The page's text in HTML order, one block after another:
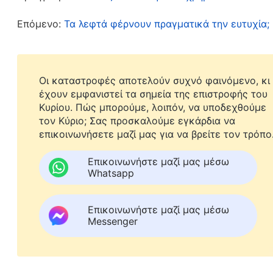
ανθρώπους που δεν διαθέτουν καθόλου
απάντηση από τους ανθρώπους. Επιθυμεί να
πεινάς πια. Όταν είσαι αποκαμωμένος και
κόσμου, μη νιώθεις χαμένος, μην κλαις. Ο
άφιξή σου οποιαδήποτε στιγμή. Επαγρυπνεί
πίσω. Περιμένει την ημέρα που θα
συνειδητοποιήσεις ότι προήλθες από τον
σε άγνωστο χρόνο έχασες καθ’ οδόν τη
έναν “πατέρα”· επιπλέον, όταν θα
επαγρυπνούσε και περίμενε εκεί πέρα την
απεγνωσμένη λαχτάρα, περιμένει μιαν
περιμένει είναι άκρως ανεκτίμητο και αυτά
ανθρώπινου πνεύματος. Ίσως να
Επόμενο: Τα λεφτά φέρνουν πραγματικά την ευτυχία;
Οι καταστροφές αποτελούν συχνό φαινόμενο, κι
έχουν εμφανιστεί τα σημεία της επιστροφής του
Κυρίου. Πώς μπορούμε, λοιπόν, να υποδεχθούμε
τον Κύριο; Σας προσκαλούμε εγκάρδια να
επικοινωνήσετε μαζί μας για να βρείτε τον τρόπο.
Επικοινωνήστε μαζί μας μέσω
Whatsapp
Επικοινωνήστε μαζί μας μέσω
Messenger